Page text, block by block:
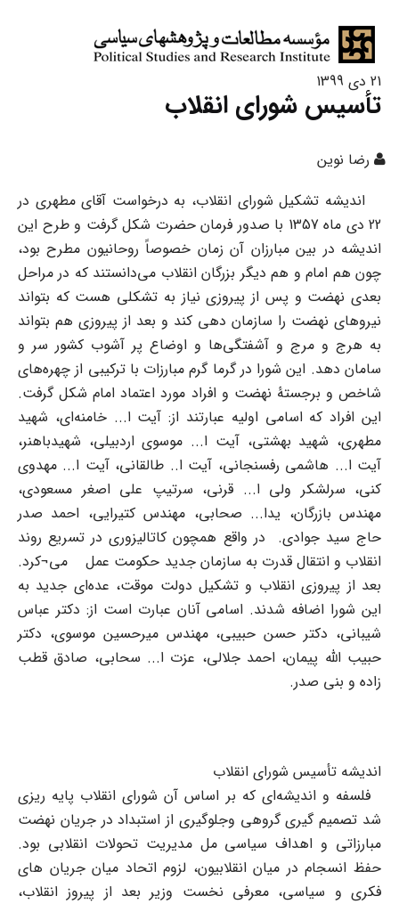
21 دی 1399
تأسیس شورای انقلاب
رضا نوین
اندیشه تشکیل شورای انقلاب، به درخواست آقای مطهری در
22 دی ماه 1357 با صدور فرمان حضرت شکل گرفت و طرح این
اندیشه در بین مبارزان آن زمان خصوصاً روحانیون مطرح بود،
چون هم امام و هم دیگر بزرگان انقلاب می‌دانستند که در مراحل
بعدی نهضت و پس از پیروزی نیاز به تشکلی هست که بتواند
نیروهای نهضت را سازمان دهی کند و بعد از پیروزی هم بتواند
به هرج و مرج و آشفتگی‌ها و اوضاع پر آشوب کشور سر و
سامان دهد. این شورا در گرما گرم مبارزات با ترکیبی از چهره‌های
شاخص و برجستۀ نهضت و افراد مورد اعتماد امام شکل گرفت.
این افراد که اسامی اولیه عبارتند از: آیت ا... خامنه‌ای، شهید
مطهری، شهید بهشتی، آیت ا... موسوی اردبیلی، شهیدباهنر،
آیت ا... هاشمی رفسنجانی، آیت ا.. طالقانی، آیت ا... مهدوی
کنی، سرلشکر ولی ا... قرنی، سرتیپ علی اصغر مسعودی،
مهندس بازرگان، یدا... صحابی، مهندس کتیرایی، احمد صدر
حاج سید جوادی. در واقع همچون کاتالیزوری در تسریع روند
انقلاب و انتقال قدرت به سازمان جدید حکومت عمل می¬کرد.
بعد از پیروزی انقلاب و تشکیل دولت موقت، عده‌ای جدید به
این شورا اضافه شدند. اسامی آنان عبارت است از: دکتر عباس
شیبانی، دکتر حسن حبیبی، مهندس میرحسین موسوی، دکتر
حبیب الله پیمان، احمد جلالی، عزت ا... سحابی، صادق قطب
زاده و بنی صدر.
اندیشه تأسیس شورای انقلاب
فلسفه و اندیشه‌ای که بر اساس آن شورای انقلاب پایه‌ ریزی
شد تصمیم گیری گروهی وجلوگیری از استبداد در جریان نهضت
مبارزاتی و اهداف سیاسی مل مدیریت تحولات انقلابی بود.
حفظ انسجام در میان انقلابیون، لزوم اتحاد میان جریان های
فکری و سیاسی، معرفی نخست وزیر بعد از پیروز انقلاب،